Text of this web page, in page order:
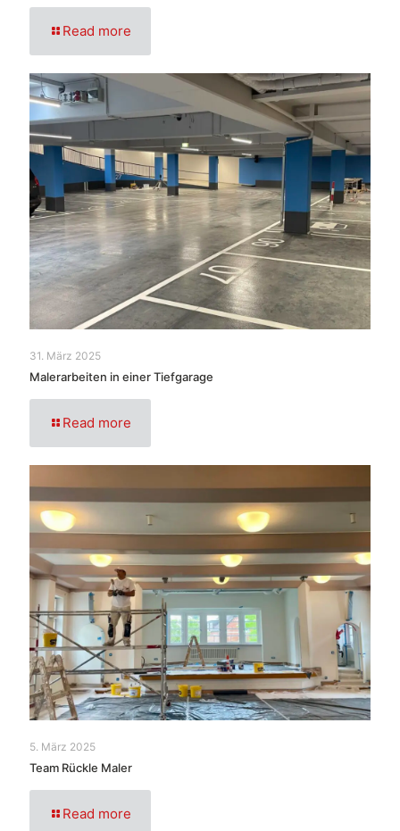
Read more
31. März 2025
Malerarbeiten in einer Tiefgarage
Read more
5. März 2025
Team Rückle Maler
Read more